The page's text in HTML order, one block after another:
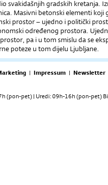
svakidašnjih gradskih kretanja.
Masivni betonski elementi
prostor – ujedno i politički
određenog prostora.
pa i u tom smislu da se
poteze u tom dijelu Ljubljane.
| Impressum | Newsletter
(pon-pet) | Uredi: 09h-16h (pon-pet)